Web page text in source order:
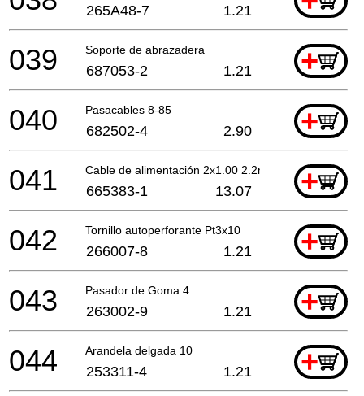
265A48-7 1.21
Soporte de abrazadera +
039 687053-2 1.21
Pasacables 8-85 +
040 682502-4 2.90
Cable de alimentación 2x1.00 2.2mtr +
041 665383-1 13.07
Tornillo autoperforante Pt3x10 +
042 266007-8 1.21
Pasador de Goma 4 +
043 263002-9 1.21
Arandela delgada 10 +
044 253311-4 1.21